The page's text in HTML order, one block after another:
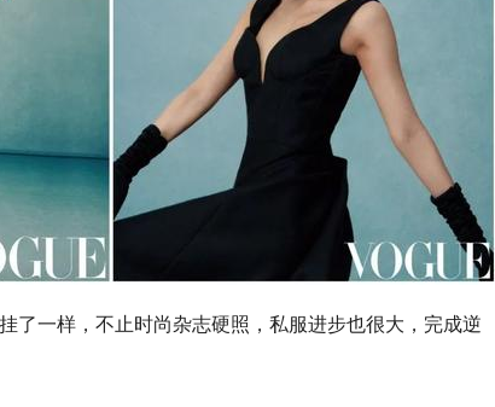
了一样，不止时尚杂志硬照，私服进步也很大，完成逆